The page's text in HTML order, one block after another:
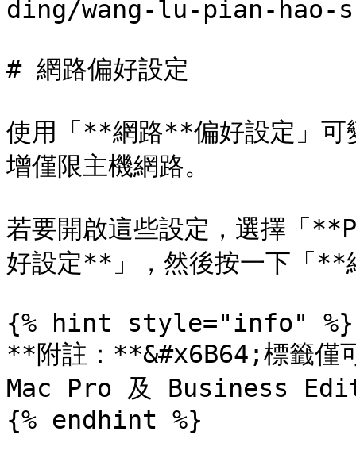
ding/wang-lu-pian-hao-
# 網路偏好設定
使用「**網路**偏好設定」可
增僅限主機網路。
若要開啟這些設定，選擇
好設定**」，然後按一下「
{% hint style="info" %}
**附註：**&#x6B64;標籤
Mac Pro 及 Business
{% endhint %}